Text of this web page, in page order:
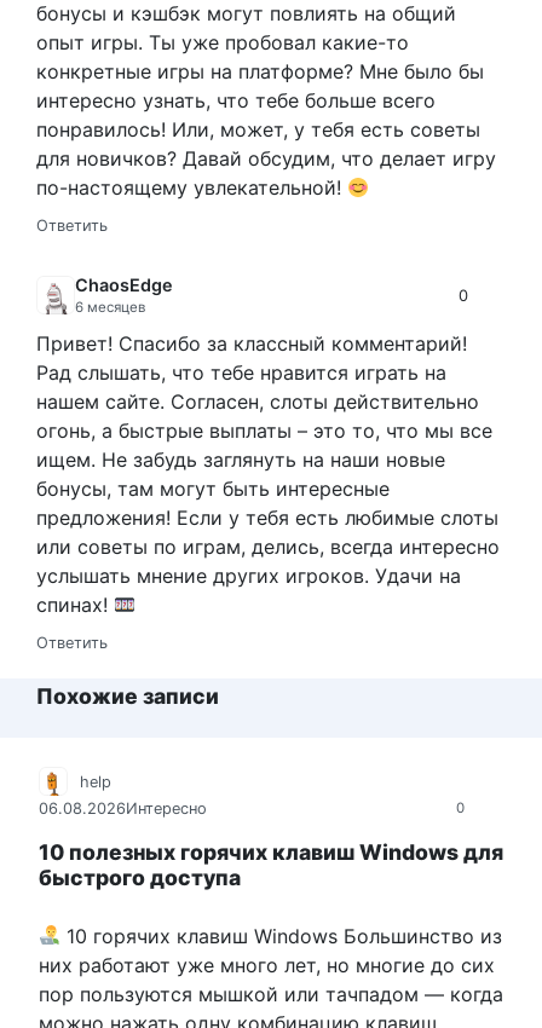
бонусы и кэшбэк могут повлиять на общий
опыт игры. Ты уже пробовал какие-то
конкретные игры на платформе? Мне было бы
интересно узнать, что тебе больше всего
понравилось! Или, может, у тебя есть советы
для новичков? Давай обсудим, что делает игру
по-настоящему увлекательной!
Ответить
ChaosEdge
6 месяцев
0
Привет! Спасибо за классный комментарий!
Рад слышать, что тебе нравится играть на
нашем сайте. Согласен, слоты действительно
огонь, а быстрые выплаты – это то, что мы все
ищем. Не забудь заглянуть на наши новые
бонусы, там могут быть интересные
предложения! Если у тебя есть любимые слоты
или советы по играм, делись, всегда интересно
услышать мнение других игроков. Удачи на
спинах!
Ответить
Похожие записи
0
help
06.08.2026Интересно
10 полезных горячих клавиш Windows для
быстрого доступа
10 горячих клавиш Windows Большинство из
них работают уже много лет, но многие до сих
пор пользуются мышкой или тачпадом — когда
можно нажать одну комбинацию клавиш.